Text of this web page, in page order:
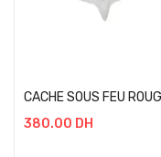
380.00 DH